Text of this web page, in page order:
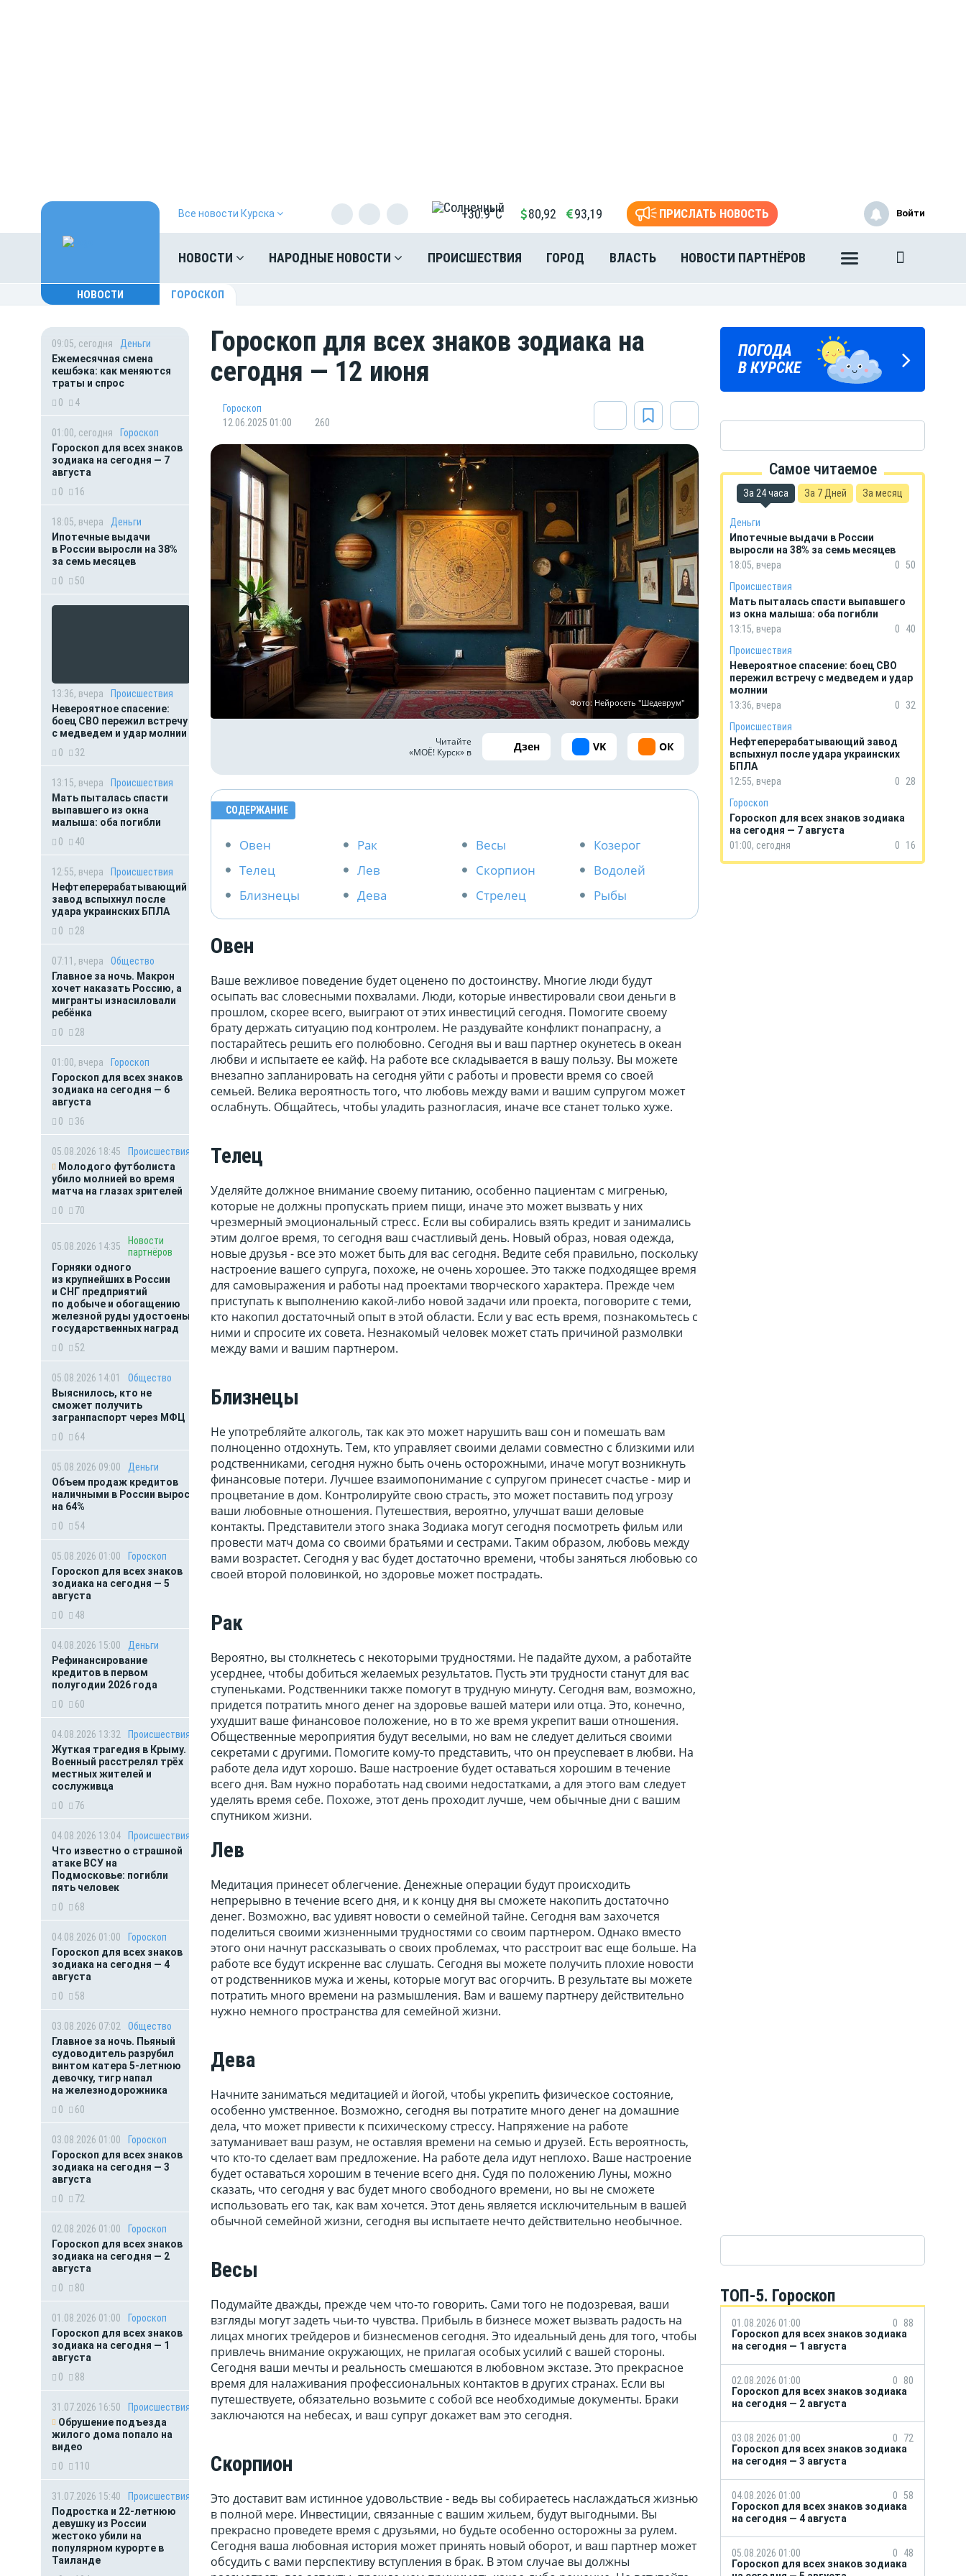
Все новости Курска +30.9°C 80,92 93,19 ПРИСЛАТЬ НОВОСТЬ
НОВОСТИ НАРОДНЫЕ НОВОСТИ ПРОИСШЕСТВИЯ ГОРОД ВЛАСТЬ НОВОСТИ ПАРТНЁРОВ
Войти
НОВОСТИ ГОРОСКОП
09:05, сегодня
Деньги
Ежемесячная смена
кешбэка: как меняются
траты и спрос
0
4
01:00, сегодня
Гороскоп
Гороскоп для всех знаков
зодиака на сегодня — 7
августа
0
16
18:05, вчера
Деньги
Ипотечные выдачи
в России выросли на 38%
за семь месяцев
0
50
13:36, вчера
Происшествия
Невероятное спасение:
боец СВО пережил встречу
с медведем и удар молнии
0
32
13:15, вчера
Происшествия
Мать пыталась спасти
выпавшего из окна
малыша: оба погибли
0
40
12:55, вчера
Происшествия
Нефтеперерабатывающий
завод вспыхнул после
удара украинских БПЛА
0
28
07:11, вчера
Общество
Главное за ночь. Макрон
хочет наказать Россию, а
мигранты изнасиловали
ребёнка
0
28
01:00, вчера
Гороскоп
Гороскоп для всех знаков
зодиака на сегодня — 6
августа
0
36
05.08.2026 18:45
Происшествия
Молодого футболиста
убило молнией во время
матча на глазах зрителей
0
70
05.08.2026 14:35
Новости
партнёров
Горняки одного
из крупнейших в России
и СНГ предприятий
по добыче и обогащению
железной руды удостоены
государственных наград
0
52
05.08.2026 14:01
Общество
Выяснилось, кто не
сможет получить
загранпаспорт через МФЦ
0
64
05.08.2026 09:00
Деньги
Объем продаж кредитов
наличными в России вырос
на 64%
0
54
05.08.2026 01:00
Гороскоп
Гороскоп для всех знаков
зодиака на сегодня — 5
августа
0
48
04.08.2026 15:00
Деньги
Рефинансирование
кредитов в первом
полугодии 2026 года
0
60
04.08.2026 13:32
Происшествия
Жуткая трагедия в Крыму.
Военный расстрелял трёх
местных жителей и
сослуживца
0
76
04.08.2026 13:04
Происшествия
Что известно о страшной
атаке ВСУ на
Подмосковье: погибли
пять человек
0
68
04.08.2026 01:00
Гороскоп
Гороскоп для всех знаков
зодиака на сегодня — 4
августа
0
58
03.08.2026 07:02
Общество
Главное за ночь. Пьяный
судоводитель разрубил
винтом катера 5-летнюю
девочку, тигр напал
на железнодорожника
0
60
03.08.2026 01:00
Гороскоп
Гороскоп для всех знаков
зодиака на сегодня — 3
августа
0
72
02.08.2026 01:00
Гороскоп
Гороскоп для всех знаков
зодиака на сегодня — 2
августа
0
80
01.08.2026 01:00
Гороскоп
Гороскоп для всех знаков
зодиака на сегодня — 1
августа
0
88
31.07.2026 16:50
Происшествия
Обрушение подъезда
жилого дома попало на
видео
0
110
31.07.2026 15:40
Происшествия
Подростка и 22-летнюю
девушку из России
жестоко убили на
популярном курорте в
Таиланде
Гороскоп для всех знаков зодиака на
сегодня — 12 июня
Гороскоп
12.06.2025 01:00
260
Фото: Нейросеть "Шедеврум"
Читайте
«МОЁ! Курск» в
Дзен VK ОК
СОДЕРЖАНИЕ
Овен
Телец
Близнецы
Рак
Лев
Дева
Весы
Скорпион
Стрелец
Козерог
Водолей
Рыбы
Овен
Ваше вежливое поведение будет оценено по достоинству. Многие люди будут
осыпать вас словесными похвалами. Люди, которые инвестировали свои деньги в
прошлом, скорее всего, выиграют от этих инвестиций сегодня. Помогите своему
брату держать ситуацию под контролем. Не раздувайте конфликт понапрасну, а
постарайтесь решить его полюбовно. Сегодня вы и ваш партнер окунетесь в океан
любви и испытаете ее кайф. На работе все складывается в вашу пользу. Вы можете
внезапно запланировать на сегодня уйти с работы и провести время со своей
семьей. Велика вероятность того, что любовь между вами и вашим супругом может
ослабнуть. Общайтесь, чтобы уладить разногласия, иначе все станет только хуже.
Телец
Уделяйте должное внимание своему питанию, особенно пациентам с мигренью,
которые не должны пропускать прием пищи, иначе это может вызвать у них
чрезмерный эмоциональный стресс. Если вы собирались взять кредит и занимались
этим долгое время, то сегодня ваш счастливый день. Новый образ, новая одежда,
новые друзья - все это может быть для вас сегодня. Ведите себя правильно, поскольку
настроение вашего супруга, похоже, не очень хорошее. Это также подходящее время
для самовыражения и работы над проектами творческого характера. Прежде чем
приступать к выполнению какой-либо новой задачи или проекта, поговорите с теми,
кто накопил достаточный опыт в этой области. Если у вас есть время, познакомьтесь с
ними и спросите их совета. Незнакомый человек может стать причиной размолвки
между вами и вашим партнером.
Близнецы
Не употребляйте алкоголь, так как это может нарушить ваш сон и помешать вам
полноценно отдохнуть. Тем, кто управляет своими делами совместно с близкими или
родственниками, сегодня нужно быть очень осторожными, иначе могут возникнуть
финансовые потери. Лучшее взаимопонимание с супругом принесет счастье - мир и
процветание в дом. Контролируйте свою страсть, это может поставить под угрозу
ваши любовные отношения. Путешествия, вероятно, улучшат ваши деловые
контакты. Представители этого знака Зодиака могут сегодня посмотреть фильм или
провести матч дома со своими братьями и сестрами. Таким образом, любовь между
вами возрастет. Сегодня у вас будет достаточно времени, чтобы заняться любовью со
своей второй половинкой, но здоровье может пострадать.
Рак
Вероятно, вы столкнетесь с некоторыми трудностями. Не падайте духом, а работайте
усерднее, чтобы добиться желаемых результатов. Пусть эти трудности станут для вас
ступеньками. Родственники также помогут в трудную минуту. Сегодня вам, возможно,
придется потратить много денег на здоровье вашей матери или отца. Это, конечно,
ухудшит ваше финансовое положение, но в то же время укрепит ваши отношения.
Общественные мероприятия будут веселыми, но вам не следует делиться своими
секретами с другими. Помогите кому-то представить, что он преуспевает в любви. На
работе дела идут хорошо. Ваше настроение будет оставаться хорошим в течение
всего дня. Вам нужно поработать над своими недостатками, а для этого вам следует
уделять время себе. Похоже, этот день проходит лучше, чем обычные дни с вашим
спутником жизни.
Лев
Медитация принесет облегчение. Денежные операции будут происходить
непрерывно в течение всего дня, и к концу дня вы сможете накопить достаточно
денег. Возможно, вас удивят новости о семейной тайне. Сегодня вам захочется
поделиться своими жизненными трудностями со своим партнером. Однако вместо
этого они начнут рассказывать о своих проблемах, что расстроит вас еще больше. На
работе все будут искренне вас слушать. Сегодня вы можете получить плохие новости
от родственников мужа и жены, которые могут вас огорчить. В результате вы можете
потратить много времени на размышления. Вам и вашему партнеру действительно
нужно немного пространства для семейной жизни.
Дева
Начните заниматься медитацией и йогой, чтобы укрепить физическое состояние,
особенно умственное. Возможно, сегодня вы потратите много денег на домашние
дела, что может привести к психическому стрессу. Напряжение на работе
затуманивает ваш разум, не оставляя времени на семью и друзей. Есть вероятность,
что кто-то сделает вам предложение. На работе дела идут неплохо. Ваше настроение
будет оставаться хорошим в течение всего дня. Судя по положению Луны, можно
сказать, что сегодня у вас будет много свободного времени, но вы не сможете
использовать его так, как вам хочется. Этот день является исключительным в вашей
обычной семейной жизни, сегодня вы испытаете нечто действительно необычное.
Весы
Подумайте дважды, прежде чем что-то говорить. Сами того не подозревая, ваши
взгляды могут задеть чьи-то чувства. Прибыль в бизнесе может вызвать радость на
лицах многих трейдеров и бизнесменов сегодня. Это идеальный день для того, чтобы
привлечь внимание окружающих, не прилагая особых усилий с вашей стороны.
Сегодня ваши мечты и реальность смешаются в любовном экстазе. Это прекрасное
время для налаживания профессиональных контактов в других странах. Если вы
путешествуете, обязательно возьмите с собой все необходимые документы. Браки
заключаются на небесах, и ваш супруг докажет вам это сегодня.
Скорпион
Это доставит вам истинное удовольствие - ведь вы собираетесь наслаждаться жизнью
в полной мере. Инвестиции, связанные с вашим жильем, будут выгодными. Вы
прекрасно проведете время с друзьями, но будьте особенно осторожны за рулем.
Сегодня ваша любовная история может принять новый оборот, и ваш партнер может
обсудить с вами перспективу вступления в брак. В этом случае вы должны
ГОРОСКОП
НА КАЖДЫЙ ДЕНЬ
ПОГОДА
В КУРСКЕ
Самое читаемое
За 24 часа За 7 Дней За месяц
Деньги
Ипотечные выдачи в России
выросли на 38% за семь месяцев
18:05, вчера
0 50
Происшествия
Мать пыталась спасти выпавшего
из окна малыша: оба погибли
13:15, вчера
0
40
Происшествия
Невероятное спасение: боец СВО
пережил встречу с медведем и удар
молнии
13:36, вчера
0
32
Происшествия
Нефтеперерабатывающий завод
вспыхнул после удара украинских
БПЛА
12:55, вчера
0
28
Гороскоп
Гороскоп для всех знаков зодиака
на сегодня — 7 августа
01:00, сегодня
0 16
ТОП-5. Гороскоп
01.08.2026 01:00 0
88
Гороскоп для всех знаков зодиака
на сегодня — 1 августа
02.08.2026 01:00 0
80
Гороскоп для всех знаков зодиака
на сегодня — 2 августа
03.08.2026 01:00 0
72
Гороскоп для всех знаков зодиака
на сегодня — 3 августа
04.08.2026 01:00 0 58
Гороскоп для всех знаков зодиака
на сегодня — 4 августа
05.08.2026 01:00 0
48
Гороскоп для всех знаков зодиака